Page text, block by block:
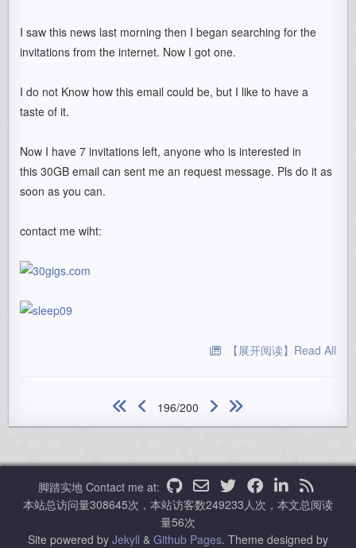
I saw this news last morning then I began searching for the
invitations from the internet. Now I got one.
I do not Know how this email could be, but I like to have a
taste of it.
Now I have 7 invitations left, anyone who is interested in
this 30GB email can sent me an request message. Pls do it as
soon as you can.
contact me wiht:
【展开阅读】Read All
196/200
脚踏实地 Contact me at:
本站总访问量308645次，本站访客数249233人次，本文总阅读
量56次
Site powered by Jekyll & Github Pages. Theme designed by